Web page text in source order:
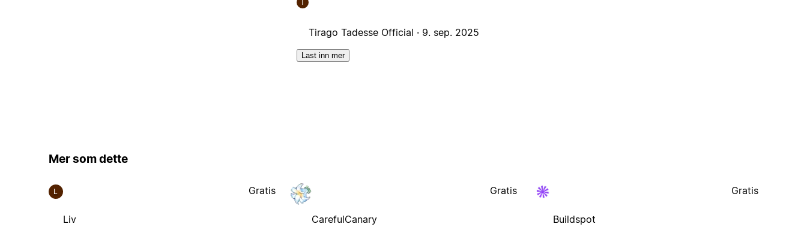
T
Tirago Tadesse Official · 9. sep. 2025
Last inn mer
Mer som dette
L
Liv
Gratis
CarefulCanary
Gratis
Buildspot
Gratis